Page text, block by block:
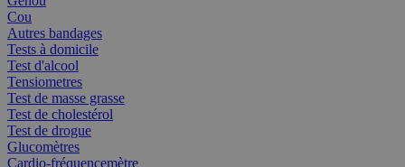
Cou
Autres bandages
Tests à domicile
Test d'alcool
Tensiometres
Test de masse grasse
Test de cholestérol
Test de drogue
Glucomètres
Cardio-fréquencemètre